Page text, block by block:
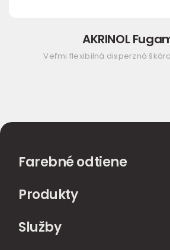
AKRINOL
Veľmi flexibilná disperzná
Farebné odtiene
Produkty
Služby